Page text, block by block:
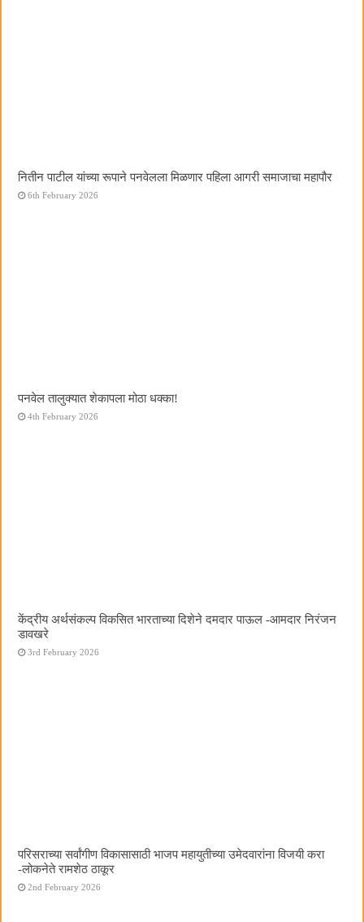
नितीन पाटील यांच्या रूपाने पनवेलला मिळणार पहिला आगरी समाजाचा महापौर
6th February 2026
पनवेल तालुक्यात शेकापला मोठा धक्का!
4th February 2026
केंद्रीय अर्थसंकल्प विकसित भारताच्या दिशेने दमदार पाऊल -आमदार निरंजन
डावखरे
3rd February 2026
परिसराच्या सर्वांगीण विकासासाठी भाजप महायुतीच्या उमेदवारांना विजयी करा
-लोकनेते रामशेठ ठाकूर
2nd February 2026